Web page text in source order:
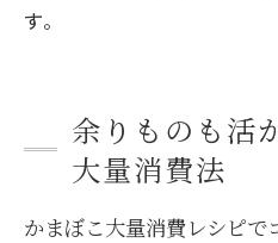
す。
余りものも活
大量消費法
かまぼこ大量消費レシピで